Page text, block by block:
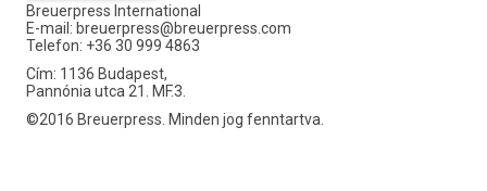
Breuerpress International
E-mail: breuerpress@breuerpress.com
Telefon: +36 30 999 4863
Cím: 1136 Budapest,
Pannónia utca 21. MF.3.
©2016 Breuerpress. Minden jog fenntartva.